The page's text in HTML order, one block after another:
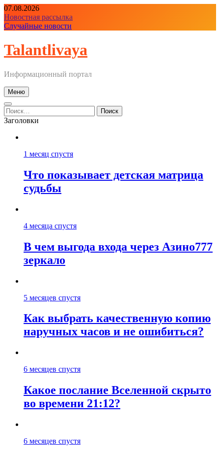
Перейти
к
содержимому
07.08.2026
Новостная рассылка
Случайные новости
Talantlivaya
Информационный портал
Меню
Найти:
Заголовки
1 месяц спустя
Что показывает детская матрица
судьбы
4 месяца спустя
В чем выгода входа через Азино777
зеркало
5 месяцев спустя
Как выбрать качественную копию
наручных часов и не ошибиться?
6 месяцев спустя
Какое послание Вселенной скрыто
во времени 21:12?
6 месяцев спустя